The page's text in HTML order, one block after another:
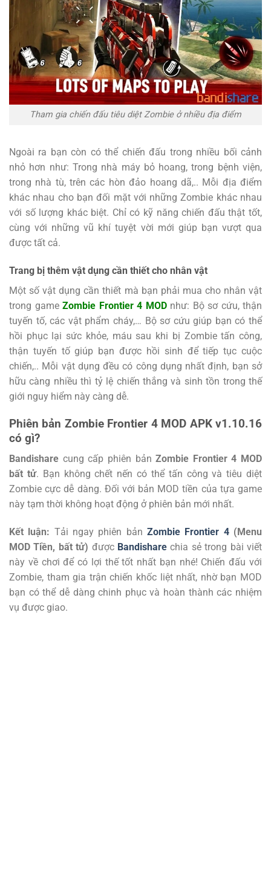
Tham gia chiến đấu tiêu diệt Zombie ở nhiều địa điểm
Ngoài ra bạn còn có thể chiến đấu trong nhiều bối cảnh
nhỏ hơn như: Trong nhà máy bỏ hoang, trong bệnh viện,
trong nhà tù, trên các hòn đảo hoang dã,.. Mỗi địa điểm
khác nhau cho bạn đối mặt với những Zombie khác nhau
với số lượng khác biệt. Chỉ có kỹ năng chiến đấu thật tốt,
cùng với những vũ khí tuyệt vời mới giúp bạn vượt qua
được tất cả.
Trang bị thêm vật dụng cần thiết cho nhân vật
Một số vật dụng cần thiết mà bạn phải mua cho nhân vật
trong game Zombie Frontier 4 MODnhư: Bộ sơ cứu, thận
tuyến tố, các vật phẩm cháy,… Bộ sơ cứu giúp bạn có thể
hồi phục lại sức khỏe, máu sau khi bị Zombie tấn công,
thận tuyến tố giúp bạn được hồi sinh để tiếp tục cuộc
chiến,.. Mỗi vật dụng đều có công dụng nhất định, bạn sở
hữu càng nhiều thì tỷ lệ chiến thắng và sinh tồn trong thế
giới nguy hiểm này càng dễ.
Phiên bản Zombie Frontier 4 MOD APK v1.10.16
có gì?
Bandishare cung cấp phiên bảnZombie Frontier 4 MOD
bất tử. Bạn không chết nến có thể tấn công và tiêu diệt
Zombie cực dễ dàng. Đối với bản MOD tiền của tựa game
này tạm thời không hoạt động ở phiên bản mới nhất.
Kết luận: Tải ngay phiên bảnZombie Frontier 4(Menu
MOD Tiền, bất tử) được Bandishare chia sẻ trong bài viết
này về chơi để có lợi thế tốt nhất bạn nhé! Chiến đấu với
Zombie, tham gia trận chiến khốc liệt nhất, nhờ bạn MOD
bạn có thể dễ dàng chinh phục và hoàn thành các nhiệm
vụ được giao.